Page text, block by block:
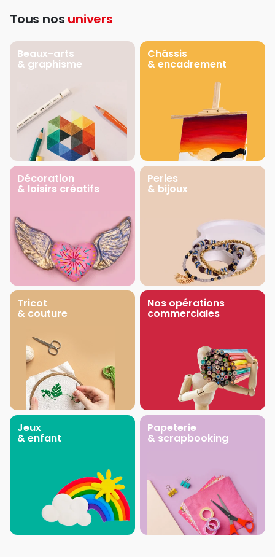
Tous nos univers
Beaux-arts
& graphisme
Châssis
& encadrement
Décoration
& loisirs créatifs
Perles
& bijoux
Tricot
& couture
Nos opérations
commerciales
Jeux
& enfant
Papeterie
& scrapbooking